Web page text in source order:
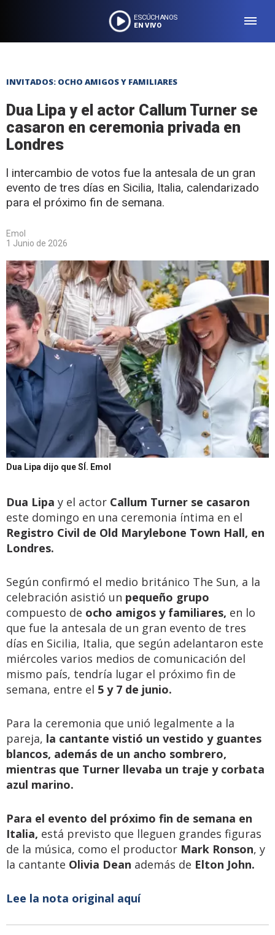
ESCÚCHANOS
EN VIVO
INVITADOS: OCHO AMIGOS Y FAMILIARES
Dua Lipa y el actor Callum Turner se
casaron en ceremonia privada en
Londres
l intercambio de votos fue la antesala de un gran
evento de tres días en Sicilia, Italia, calendarizado
para el próximo fin de semana.
Emol
1 Junio de 2026
Dua Lipa dijo que SÍ. Emol
Dua Lipa y el actor Callum Turner se casaron
este domingo en una ceremonia íntima en el
Registro Civil de Old Marylebone Town Hall, en
Londres.
Según confirmó el medio británico The Sun, a la
celebración asistió un pequeño grupo
compuesto de ocho amigos y familiares, en lo
que fue la antesala de un gran evento de tres
días en Sicilia, Italia, que según adelantaron este
miércoles varios medios de comunicación del
mismo país, tendría lugar el próximo fin de
semana, entre el 5 y 7 de junio.
Para la ceremonia que unió legalmente a la
pareja, la cantante vistió un vestido y guantes
blancos, además de un ancho sombrero,
mientras que Turner llevaba un traje y corbata
azul marino.
Para el evento del próximo fin de semana en
Italia, está previsto que lleguen grandes figuras
de la música, como el productor Mark Ronson, y
la cantante Olivia Dean además de Elton John.
Lee la nota original aquí